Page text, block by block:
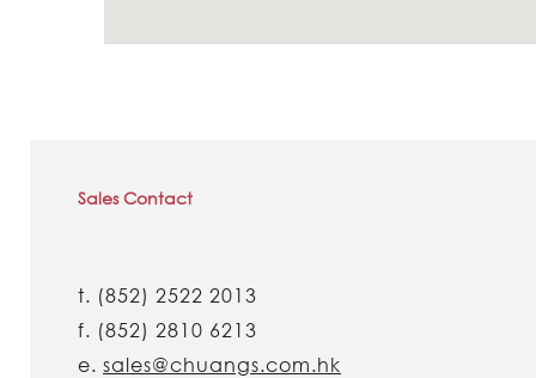
Sales Contact
t. (852) 2522 2013
f. (852) 2810 6213
e. sales@chuangs.com.hk